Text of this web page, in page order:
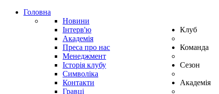
Головна
Новини
Інтерв'ю
Академія
Преса про нас
Клуб
Менеджмент
Історія клубу
Символіка
Контакти
Команда
Гравці
Сезон
Академія